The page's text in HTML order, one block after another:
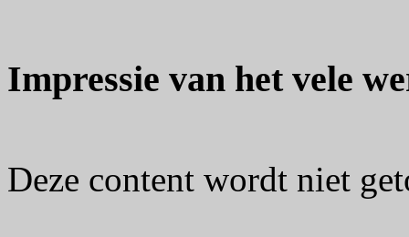
Impressie van het vele
Deze content wordt niet